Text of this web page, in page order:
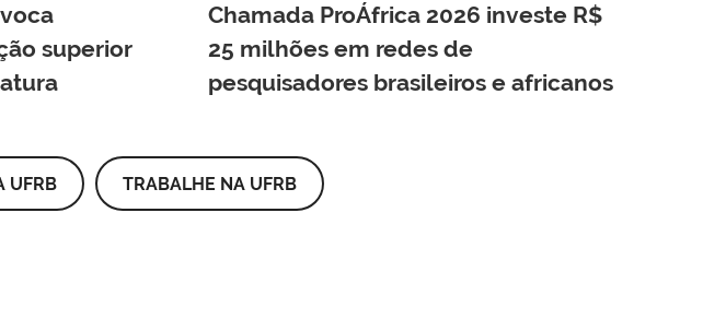
superior
Chamada ProÁfrica 2026 investe R$
25 milhões em redes de
pesquisadores brasileiros e africanos
UFRB TRABALHE NA UFRB